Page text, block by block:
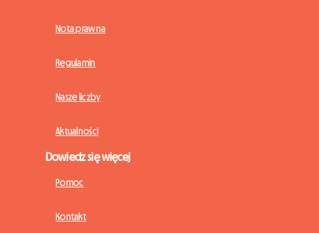
Nota prawna
Regulamin
Nasze liczby
Aktualności
Dowiedz się więcej
Pomoc
Kontakt